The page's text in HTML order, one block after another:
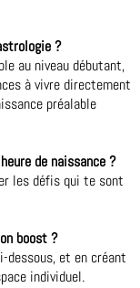
?
au niveau débutant,
à vivre directement
préalable
de naissance ?
les défis qui te sont
boost ?
dessous, et en créant
individuel.